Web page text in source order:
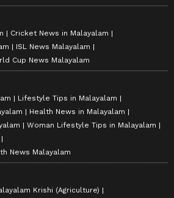
Cricket News in Malayalam
ISL News Malayalam
Cup News Malayalam
Lifestyle Tips in Malayalam
Health News in Malayalam
Woman Lifestyle Tips in Malayalam
News Malayalam
Krishi (Agriculture)